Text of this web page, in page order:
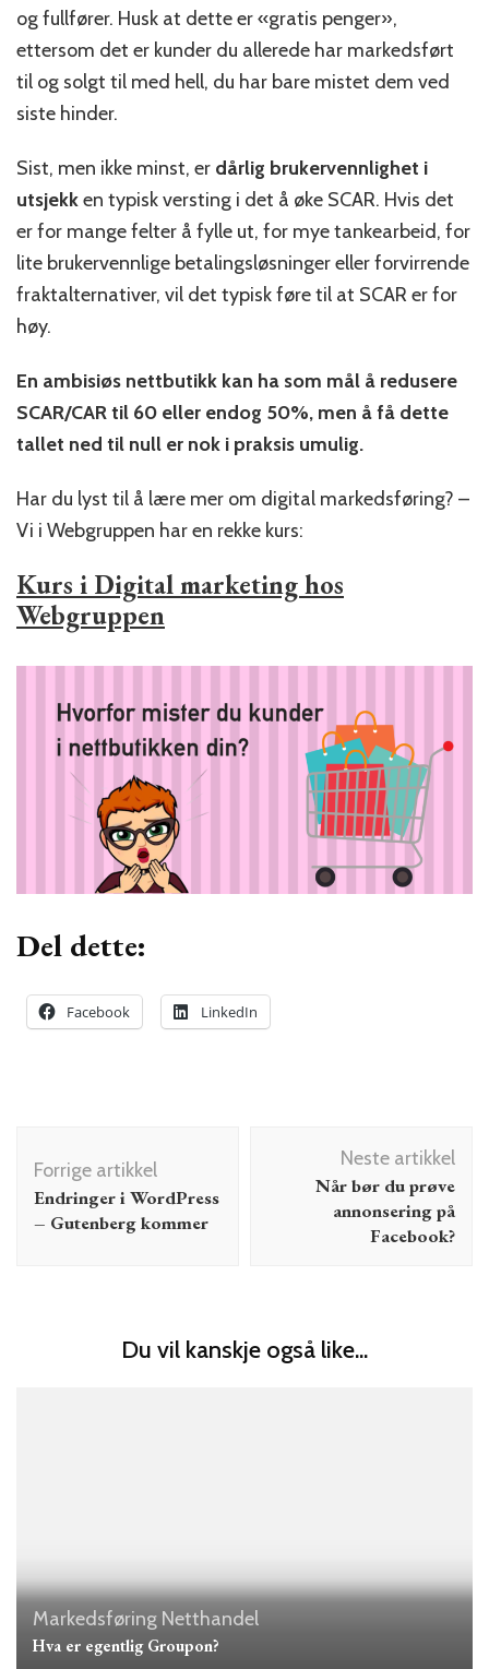
og fullfører. Husk at dette er «gratis penger»,
ettersom det er kunder du allerede har markedsført
til og solgt til med hell, du har bare mistet dem ved
siste hinder.
Sist, men ikke minst, er dårlig brukervennlighet i
utsjekken typisk versting i det å øke SCAR. Hvis det
er for mange felter å fylle ut, for mye tankearbeid, for
lite brukervennlige betalingsløsninger eller forvirrende
fraktalternativer, vil det typisk føre til at SCAR er for
høy.
En ambisiøs nettbutikk kan ha som mål å redusere
SCAR/CAR til 60 eller endog 50%, men å få dette
tallet ned til null er nok i praksis umulig.
Har du lyst til å lære mer om digital markedsføring? –
Vi i Webgruppen har en rekke kurs:
Kurs i Digital marketing hos
Webgruppen
Del dette:
Facebook LinkedIn
Forrige artikkel
Endringer i WordPress
– Gutenberg kommer
Neste artikkel
Når bør du prøve
annonsering på
Facebook?
Du vil kanskje også like...
Markedsføring Netthandel
Hva er egentlig Groupon?